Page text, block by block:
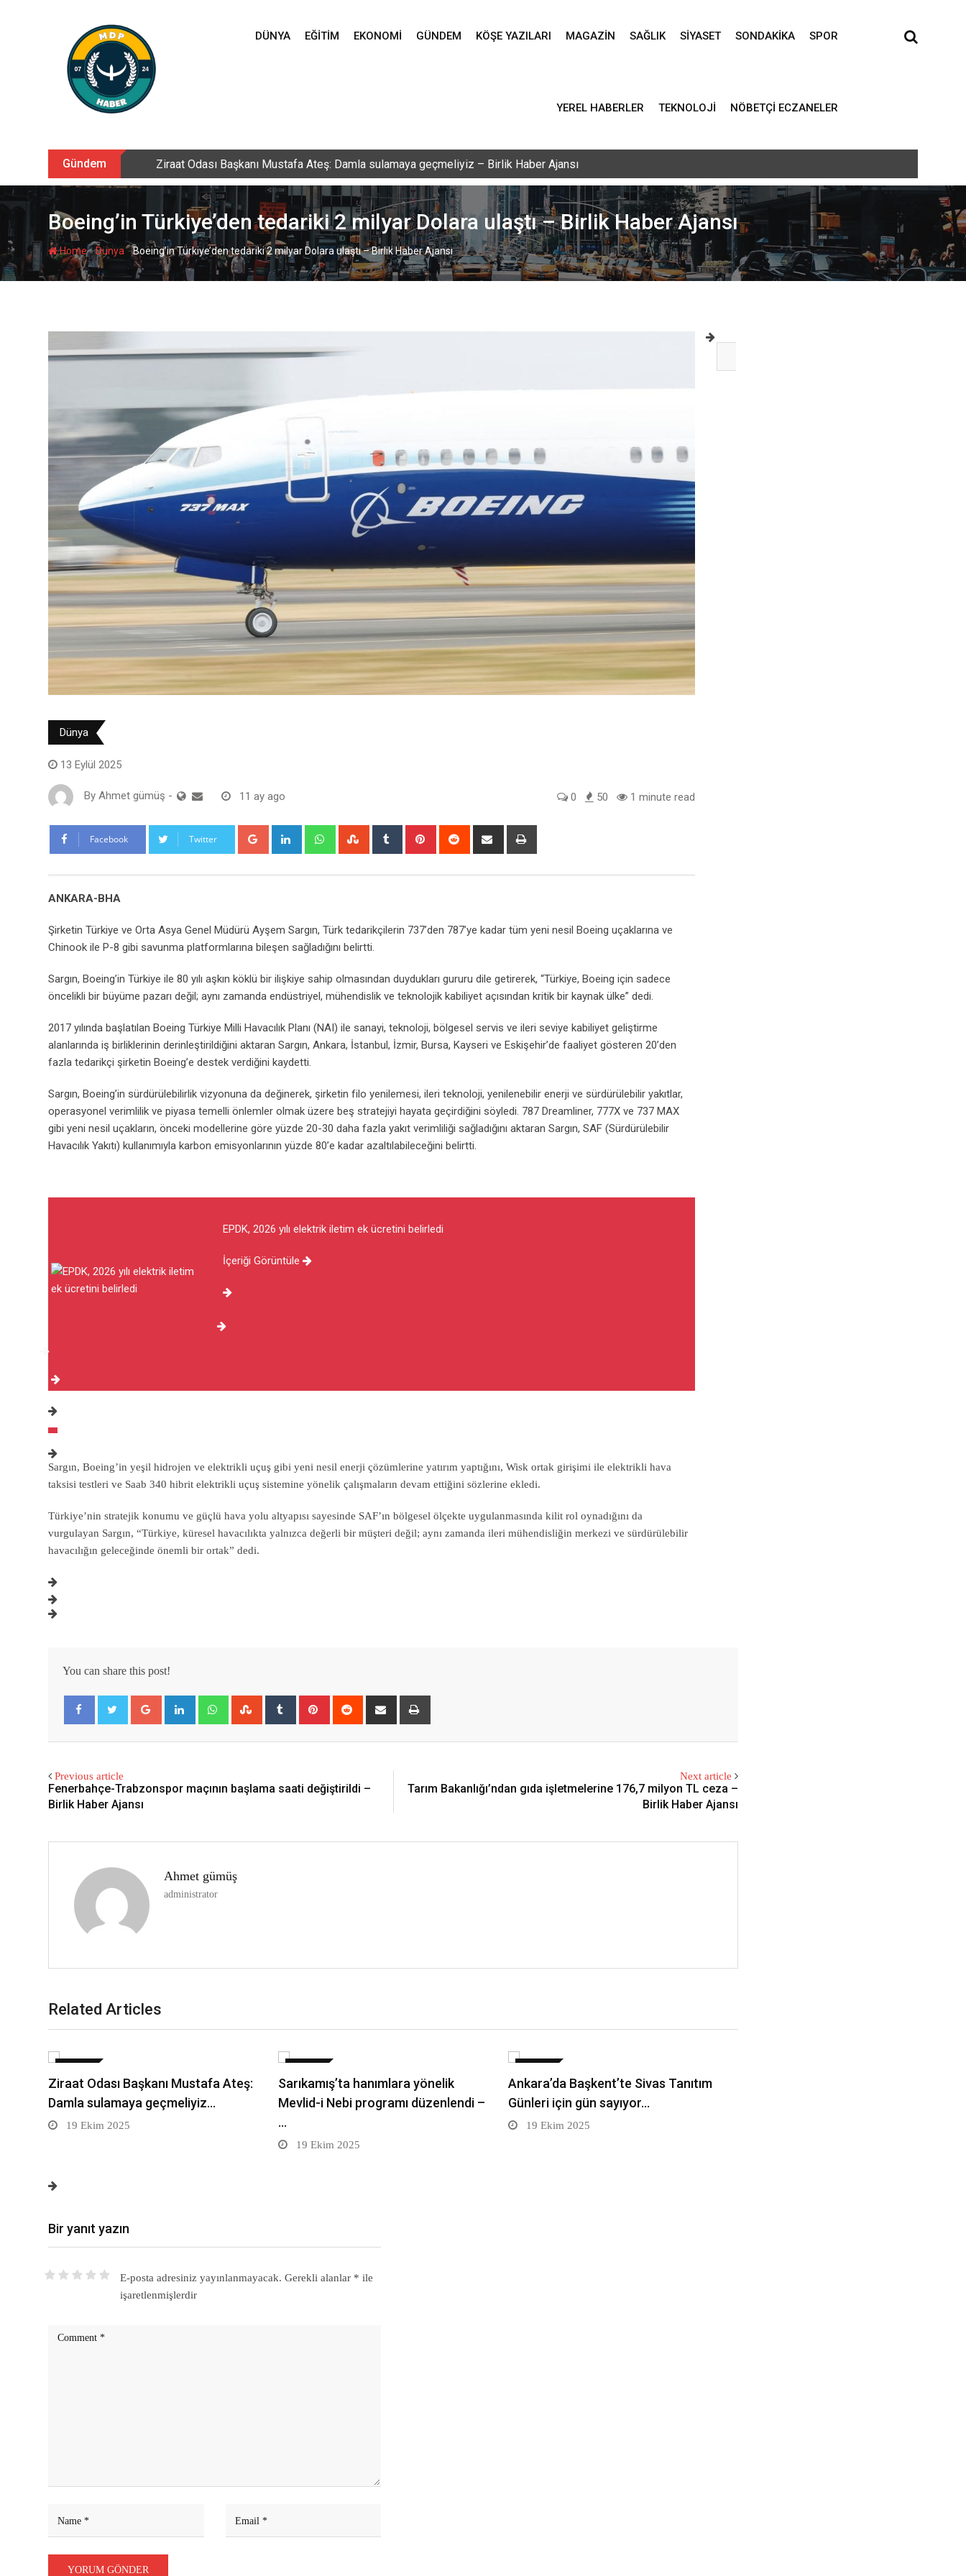
DÜNYA EĞITIM EKONOMI GÜNDEM KÖŞE YAZILARI MAGAZIN SAĞLIK SIYASET SONDAKIKA SPOR
YEREL HABERLER TEKNOLOJI NÖBETÇI ECZANELER
Gündem Sarıkamış’ta hanımlara yönelik Mevlid-i Nebi programı düzenlendi – Birlik Haber Ajansı
Boeing’in Türkiye’den tedariki 2 milyar Dolara ulaştı – Birlik Haber Ajansı
Home-Dünya-Boeing’in Türkiye’den tedariki 2 milyar Dolara ulaştı – Birlik Haber Ajansı
Dünya
13 Eylül 2025
By Ahmet gümüş - 11 ay ago 0 50 1 minute read
Facebook Twitter Google+ LinkedIn WhatsappStumbleUpon
Tumblr Pinterest Reddit
Share
ANKARA-BHA
Şirketin Türkiye ve Orta Asya Genel Müdürü Ayşem Sargın, Türk tedarikçilerin 737’den 787’ye kadar tüm yeni nesil Boeing uçaklarına ve
Chinook ile P-8 gibi savunma platformlarına bileşen sağladığını belirtti.
Sargın, Boeing’in Türkiye ile 80 yılı aşkın köklü bir ilişkiye sahip olmasından duydukları gururu dile getirerek, “Türkiye, Boeing için sadece
öncelikli bir büyüme pazarı değil; aynı zamanda endüstriyel, mühendislik ve teknolojik kabiliyet açısından kritik bir kaynak ülke” dedi.
2017 yılında başlatılan Boeing Türkiye Milli Havacılık Planı (NAI) ile sanayi, teknoloji, bölgesel servis ve ileri seviye kabiliyet geliştirme
alanlarında iş birliklerinin derinleştirildiğini aktaran Sargın, Ankara, İstanbul, İzmir, Bursa, Kayseri ve Eskişehir’de faaliyet gösteren 20’den
fazla tedarikçi şirketin Boeing’e destek verdiğini kaydetti.
Sargın, Boeing’in sürdürülebilirlik vizyonuna da değinerek, şirketin filo yenilemesi, ileri teknoloji, yenilenebilir enerji ve sürdürülebilir yakıtlar,
operasyonel verimlilik ve piyasa temelli önlemler olmak üzere beş stratejiyi hayata geçirdiğini söyledi. 787 Dreamliner, 777X ve 737 MAX
gibi yeni nesil uçakların, önceki modellerine göre yüzde 20-30 daha fazla yakıt verimliliği sağladığını aktaran Sargın, SAF (Sürdürülebilir
Havacılık Yakıtı) kullanımıyla karbon emisyonlarının yüzde 80’e kadar azaltılabileceğini belirtti.
EPDK, 2026 yılı elektrik iletim ek ücretini belirledi
İçeriği Görüntüle
Sargın, Boeing’in yeşil hidrojen ve elektrikli uçuş gibi yeni nesil enerji çözümlerine yatırım yaptığını, Wisk ortak girişimi ile elektrikli hava
taksisi testleri ve Saab 340 hibrit elektrikli uçuş sistemine yönelik çalışmaların devam ettiğini sözlerine ekledi.
Türkiye’nin stratejik konumu ve güçlü hava yolu altyapısı sayesinde SAF’ın bölgesel ölçekte uygulanmasında kilit rol oynadığını da
vurgulayan Sargın, “Türkiye, küresel havacılıkta yalnızca değerli bir müşteri değil; aynı zamanda ileri mühendisliğin merkezi ve sürdürülebilir
havacılığın geleceğinde önemli bir ortak” dedi.
You can share this post!
Email
Previous article
Fenerbahçe-Trabzonspor maçının başlama saati değiştirildi –
Birlik Haber Ajansı
Next article
Tarım Bakanlığı’ndan gıda işletmelerine 176,7 milyon TL ceza –
Birlik Haber Ajansı
Ahmet gümüş
administrator
Related Articles
Ziraat Odası Başkanı Mustafa Ateş:
Damla sulamaya geçmeliyiz…
19 Ekim 2025
Sarıkamış’ta hanımlara yönelik
Mevlid-i Nebi programı düzenlendi –
…
19 Ekim 2025
Ankara’da Başkent’te Sivas Tanıtım
Günleri için gün sayıyor…
19 Ekim 2025
Bir yanıt yazın
E-posta adresiniz yayınlanmayacak. Gerekli alanlar * ile
işaretlenmişlerdir